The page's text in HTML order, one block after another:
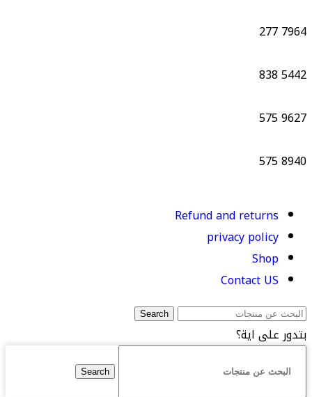
7964
277
5442
838
9627
575
8940
575
Refund and returns
privacy policy
Shop
Contact US
Search
بتدور على اية؟
Search